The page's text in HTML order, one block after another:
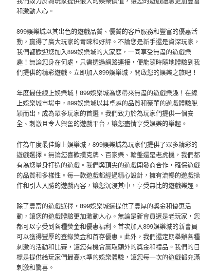
和激動人心。
899娛樂城以其出色的遊戲品質、優質的客戶服務和豐富的優惠活
動，贏得了廣大玩家的青睞和好評。不論您是新手還是資深玩家，
我們都歡迎您加入899娛樂城的大家庭，一同享受無盡的遊戲樂
趣！無論您身在何處，只需透過網路連接，便能隨時隨地體驗到我
們提供的精彩遊戲。立即加入899娛樂城，開啟您的娛樂之旅吧！
年度最佳線上娛樂城！899娛樂城為您帶來無盡的遊戲樂趣！在線
上娛樂城市場中，899娛樂城以其卓越的品質和豪華的遊戲體驗脫
穎而出，成為眾多玩家的首選。我們致力於為玩家們提供一個安
全、刺激且令人興奮的遊戲平台，讓您盡情享受娛樂的樂趣。
作為年度最佳線上娛樂城，899娛樂城為玩家們提供了眾多精彩的
遊戲選擇。無論您喜歡撲克牌、百家樂、輪盤還是老虎機，我們都
有為您量身打造的遊戲。我們與頂尖的遊戲開發商合作，確保遊戲
的品質和多樣性。每一款遊戲都經過精心設計，擁有流暢的遊戲操
作和引人入勝的遊戲內容，讓您沉浸其中，享受無比的遊戲樂趣。
除了豐富的遊戲選擇，899娛樂城還提供了豐厚的獎金和優惠活
動，讓您的遊戲體驗更加激動人心。無論是新會員還是老玩家，您
都可以享受到各種獎金和優惠福利。首次加入899娛樂城的新會員
可以獲得豐厚的登錄獎金和首存優惠。此外，我們還定期舉辦各種
刺激的活動和比賽，讓您有機會贏取額外的獎金和禮品。我們的目
標是提供給玩家們最高水準的娛樂體驗，讓您每一次的遊戲都充滿
刺激和驚喜。